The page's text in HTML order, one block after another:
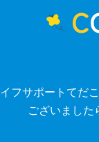
フサポートてだ
ございました